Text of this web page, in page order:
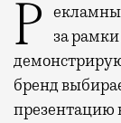
Рекламные кампании техники редко выходят
за
бренд
презентацию